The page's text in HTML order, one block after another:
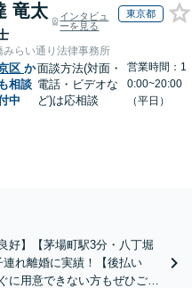
竜太
インタビュ
ーを見る
東京都
みらい通り法律事務所
区 か
相談
中
面談方法(対面・
電話・ビデオな
ど)は応相談
営業時間：1
0:00~20:00
（平日）
好】【茅場町駅3分・八丁堀
れ離婚に実績！【後払い
に用意できない方もぜひご相